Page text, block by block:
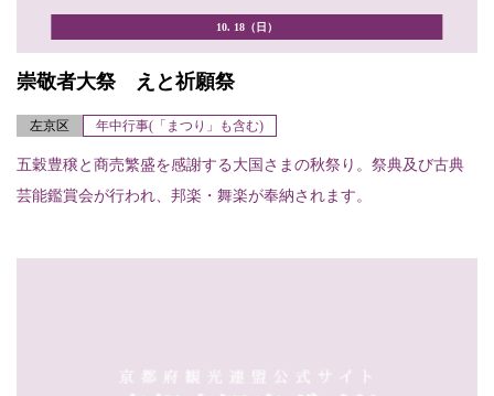
10. 18（日）
崇敬者大祭 えと祈願祭
左京区 年中行事(「まつり」も含む)
五穀豊穣と商売繁盛を感謝する大国さまの秋祭り。祭典及び古典
芸能鑑賞会が行われ、邦楽・舞楽が奉納されます。